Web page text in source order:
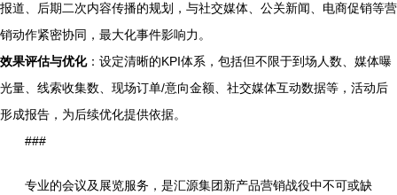
报道、后期二次内容传播的规划，与社交媒体、公关新闻、电商促销等营
销动作紧密协同，最大化事件影响力。
效果评估与优化：设定清晰的KPI体系，包括但不限于到场人数、媒体曝
光量、线索收集数、现场订单/意向金额、社交媒体互动数据等，活动后
形成报告，为后续优化提供依据。
###
专业的会议及展览服务，是汇源集团新产品营销战役中不可或缺